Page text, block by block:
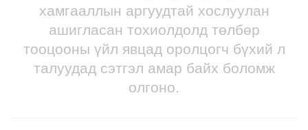
хамгааллын аргуудтай хослуулан
ашигласан тохиолдолд төлбөр
тооцооны үйл явцад оролцогч бүхий л
талуудад сэтгэл амар байх боломж
олгоно.